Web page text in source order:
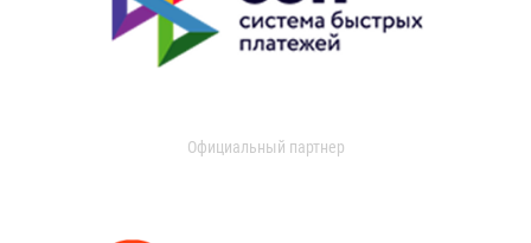
Официальный партнер